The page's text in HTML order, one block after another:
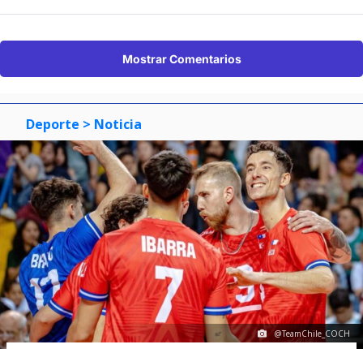
Mostrar Comentarios
Deporte > Noticia
@TeamChile_COCH